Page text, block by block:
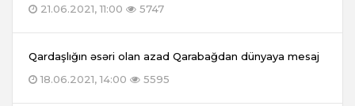
21.06.2021, 11:00
5747
Qardaşlığın əsəri olan azad Qarabağdan dünyaya mesaj
18.06.2021, 14:00
5595